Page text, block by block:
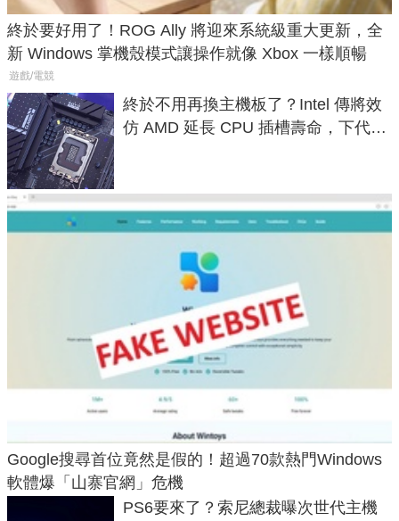
終於要好用了！ROG Ally 將迎來系統級重大更新，全
新 Windows 掌機殼模式讓操作就像 Xbox 一樣順暢
遊戲/電競
終於不用再換主機板了？Intel 傳將效
仿 AMD 延長 CPU 插槽壽命，下代
Google搜尋首位竟然是假的！超過70款熱門Windows
軟體爆「山寨官網」危機
PS6要來了？索尼總裁曝次世代主機